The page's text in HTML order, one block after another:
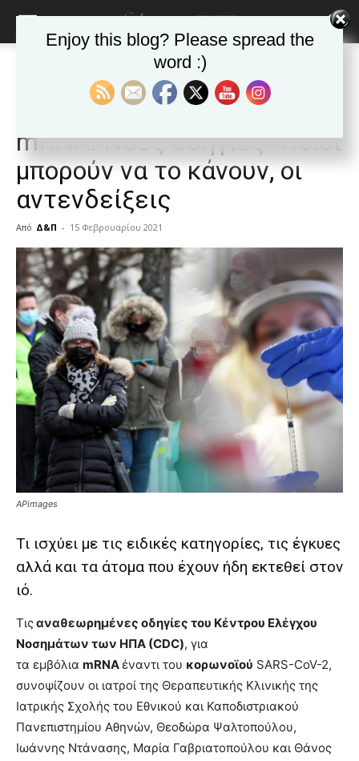
ΕΙΔΗΣΕΙΣ Κόσμος
Κορωνοϊός – Εμβόλιο
mRNA: Νέες οδηγίες -Ποιοι
μπορούν να το κάνουν, οι
αντενδείξεις
Από Δ&Π - 15 Φεβρουαρίου 2021
blonde
lesbians
very
hot
cam
show.desi
xxx
brandi
lyons
teaches
meaning
pain.
pornhun
porn
APimages
Τι ισχύει με τις ειδικές κατηγορίες, τις έγκυες
αλλά και τα άτομα που έχουν ήδη εκτεθεί στον
ιό.
Τιςαναθεωρημένες οδηγίες του Κέντρου Ελέγχου
Νοσημάτων των ΗΠΑ (CDC), για
τα εμβόλια mRNAέναντι του κορωνοϊού SARS-CoV-2,
συνοψίζουν οι ιατροί της Θεραπευτικής Κλινικής της
Ιατρικής Σχολής του Εθνικού και Καποδιστριακού
Πανεπιστημίου Αθηνών, Θεοδώρα Ψαλτοπούλου,
Ιωάννης Ντάνασης, Μαρία Γαβριατοπούλου και Θάνος
Enjoy this blog? Please spread the
word :)